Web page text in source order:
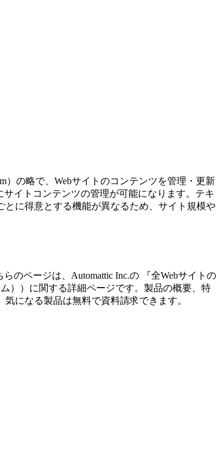
）の略で、Webサイトのコンテンツを管理・更新
イトコンテンツの管理が可能になります。テキ
に得意とする機能が異なるため、サイト規模や
のページは、 Automattic Inc.の 『全Webサイトの
）
）に関する詳細ページです。製品の概要、特
になる製品は無料で資料請求できます。